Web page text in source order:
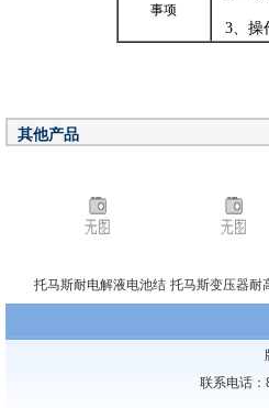
事项
3、操
其他产品
托马斯耐电解液电池结 托马斯变压器耐
联系电话